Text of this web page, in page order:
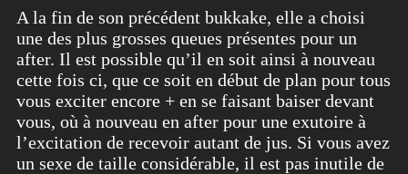
A la fin de son précédent bukkake, elle a choisi
une des plus grosses queues présentes pour un
after. Il est possible qu’il en soit ainsi à nouveau
cette fois ci, que ce soit en début de plan pour tous
vous exciter encore + en se faisant baiser devant
vous, où à nouveau en after pour une exutoire à
l’excitation de recevoir autant de jus. Si vous avez
un sexe de taille considérable, il est pas inutile de